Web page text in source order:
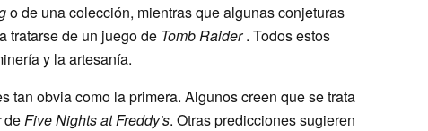
o de una colección, mientras que algunas conjeturas
tratarse de un juego de Tomb Raider. Todos estos
y la artesanía.
tan obvia como la primera. Algunos creen que se trata
deFive Nights at Freddy's. Otras predicciones sugieren